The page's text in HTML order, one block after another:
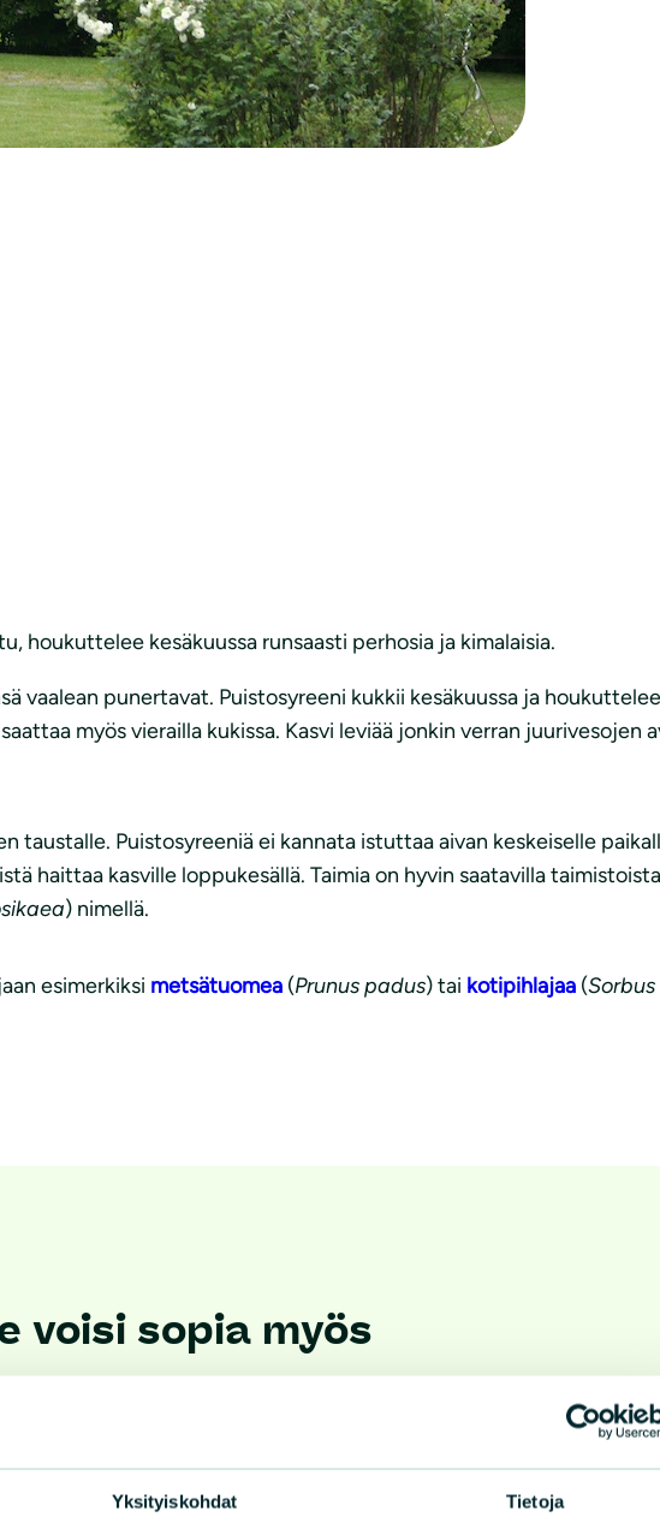
Yksityiskohdat Tietoja
houkuttelee kesäkuussa runsaasti perhosia ja kimalaisia.
vaalean punertavat. Puistosyreeni kukkii kesäkuussa ja
myös vierailla kukissa. Kasvi leviää jonkin verran juurivesojen
taustalle. Puistosyreeniä ei kannata istuttaa aivan keskeiselle
haittaa kasville loppukesällä. Taimia on hyvin saatavilla
) nimellä.
esimerkiksi metsätuomea (Prunus padus) tai kotipihlajaa (
voisi sopia myös